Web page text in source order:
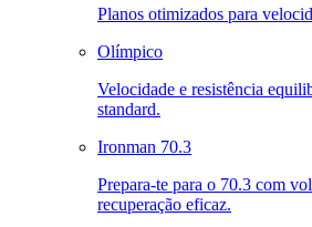
Planos otimizados para
Olímpico
Velocidade e resistência
standard.
Ironman 70.3
Prepara-te para o 70.3 com
recuperação eficaz.